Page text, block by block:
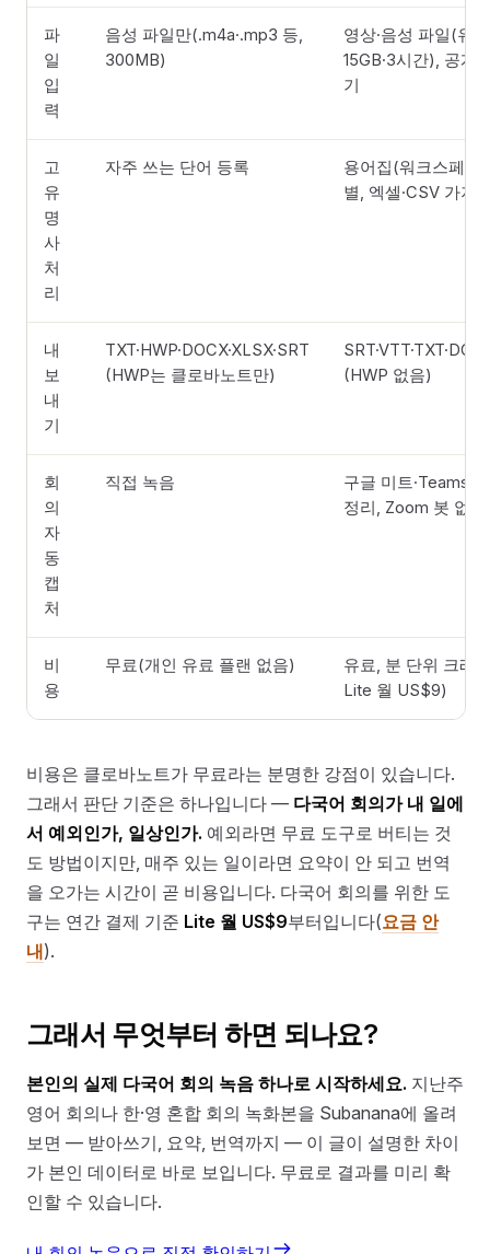
파
일
입
력
음성 파일만(.m4a·.mp3 등,
300MB)
영상·음성 파일(유
15GB·3시간), 공개
기
고
유
명
사
처
리
자주 쓰는 단어 등록
용어집(워크스페이
별, 엑셀·CSV 가져
내
보
내
기
TXT·HWP·DOCX·XLSX·SRT
(HWP는 클로바노트만)
(HWP 없음)
회
의
자
동
캡
처
직접 녹음
구글 미트·Teams
정리, Zoom 봇 없
비
용
무료(개인 유료 플랜 없음)
유료, 분 단위 크레
Lite 월 US$9)
비용은 클로바노트가 무료라는 분명한 강점이 있습니다.
그래서 판단 기준은 하나입니다 — 다국어 회의가 내 일에
서 예외인가, 일상인가. 예외라면 무료 도구로 버티는 것
도 방법이지만, 매주 있는 일이라면 요약이 안 되고 번역
을 오가는 시간이 곧 비용입니다. 다국어 회의를 위한 도
구는 연간 결제 기준 Lite 월 US$9부터입니다(요금 안
내).
그래서 무엇부터 하면 되나요?
본인의 실제 다국어 회의 녹음 하나로 시작하세요. 지난주
영어 회의나 한·영 혼합 회의 녹화본을 Subanana에 올려
보면 — 받아쓰기, 요약, 번역까지 — 이 글이 설명한 차이
가 본인 데이터로 바로 보입니다. 무료로 결과를 미리 확
인할 수 있습니다.